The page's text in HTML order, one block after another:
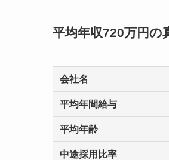
平均年収720万円の
会社名
平均年間給与
平均年齢
中途採用比率